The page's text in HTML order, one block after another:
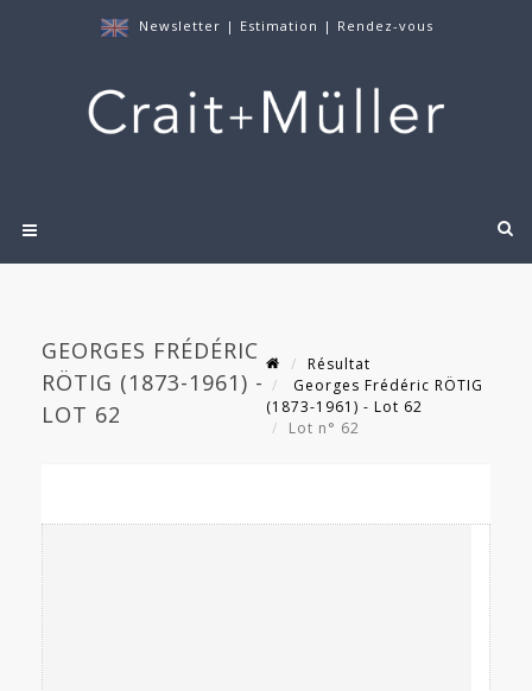
Newsletter | Estimation | Rendez-vous
GEORGES FRÉDÉRIC
RÖTIG (1873-1961) -
LOT 62
Résultat
Georges Frédéric RÖTIG
(1873-1961) - Lot 62
Lot n° 62